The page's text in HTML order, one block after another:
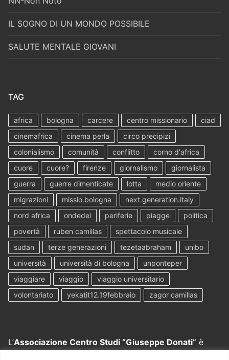
IL SOGNO DI UN MONDO POSSIBILE
SALUTE MENTALE GIOVANI
TAG
africa bologna carcere centro missionario
ciad
cinemafrica
cinema perla
circo precipizi
colonialismo
comunità conflitto
corno d'africa
cuore
cuore? firenze giornalismo
giornalista
guerra
guerre dimenticate lotta
medio oriente
migrazioni
missio.bologna
next.generation.italy
nord africa
ondedei periferie piagge
politica
povertà
ruben camillas
spettacolo musicale
sudan
terze generazioni tezetaabraham
unibo
università
università di bologna
unponteper
viaggiare
viaggio
viaggio universitario
volontariato
yekatit12.19febbraio zagor camillas
L’Associazione Centro Studi “Giuseppe Donati” è